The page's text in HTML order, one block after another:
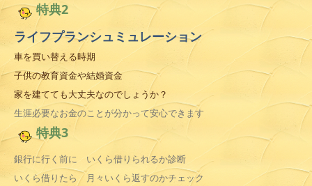
特典2
ライフプランシュミュレーション
車を買い替える時期
子供の教育資金や結婚資金
家を建てても大丈夫なのでしょうか？
生涯必要なお金のことが分かって安心できます
特典3
銀行に行く前に いくら借りられるか診断
いくら借りたら 月々いくら返すのかチェック